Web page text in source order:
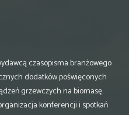
czasopisma branżowego
dodatków poświęconych
grzewczych na biomasę.
konferencji i spotkań